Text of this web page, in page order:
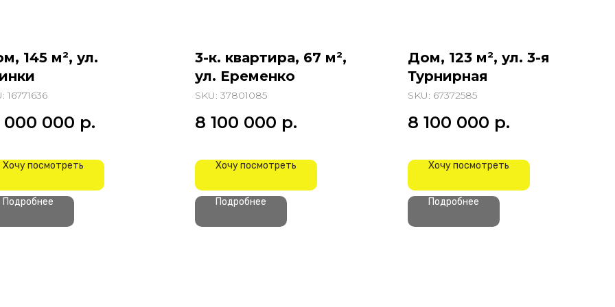
145 м², ул.
16771636
000 000 р.
Хочу посмотреть
Подробнее
3-к. квартира, 67 м²,
ул. Еременко
SKU: 37801085
8 100 000 р.
Хочу посмотреть
Подробнее
Дом, 123 м², ул. 3-я
Турнирная
SKU: 67372585
8 100 000 р.
Хочу посмотреть
Подробнее